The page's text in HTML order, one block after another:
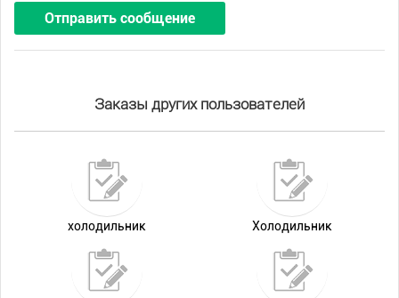
Отправить сообщение
Заказы других пользователей
холодильник Холодильник